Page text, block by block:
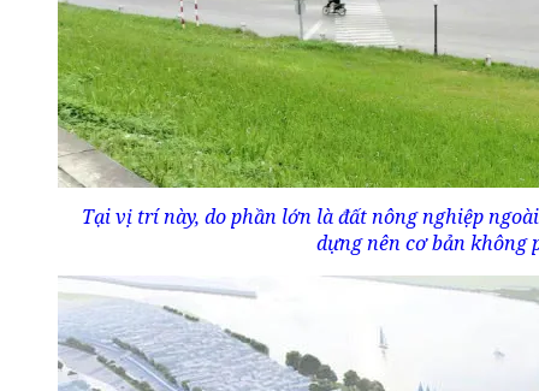
Tại vị trí này, do phần lớn là đất nông nghiệp
dựng nên cơ bản không